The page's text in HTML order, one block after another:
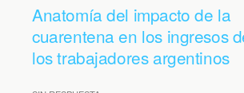
Anatomía del impacto de la
cuarentena en los ingresos
los trabajadores argentinos